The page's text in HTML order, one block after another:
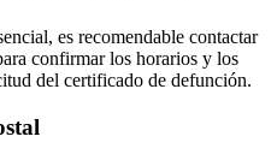
es recomendable contactar
confirmar los horarios y los
del certificado de defunción.